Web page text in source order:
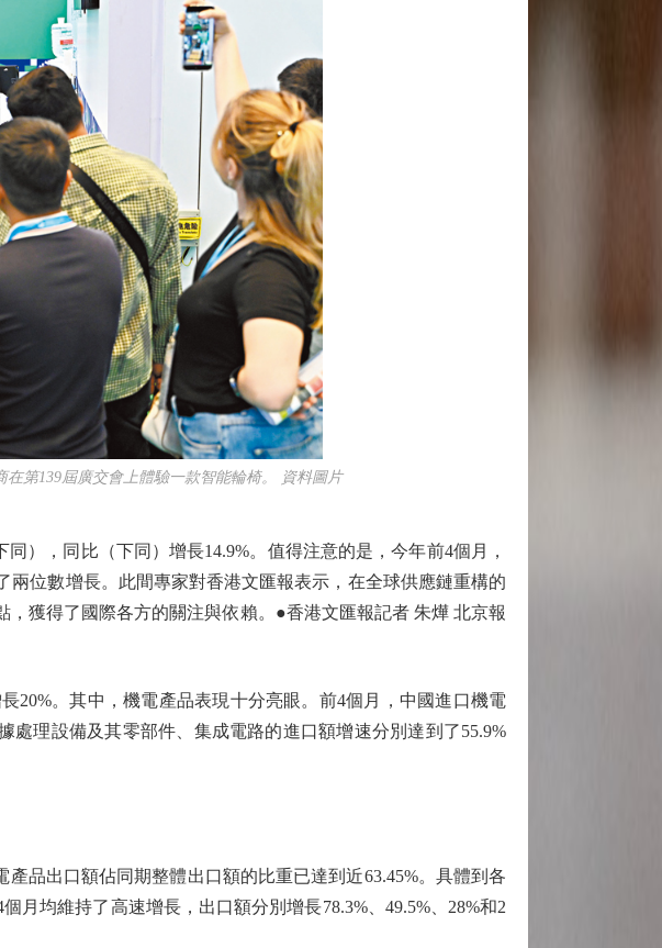
第139屆廣交會上體驗一款智能輪椅。 資料圖片
，同比（下同）增長14.9%。值得注意的是，今年前4個月，
位數增長。此間專家對香港文匯報表示，在全球供應鏈重構的
獲得了國際各方的關注與依賴。●香港文匯報記者 朱燁 北京報
。其中，機電產品表現十分亮眼。前4個月，中國進口機電
處理設備及其零部件、集成電路的進口額增速分別達到了55.9%
品出口額佔同期整體出口額的比重已達到近63.45%。具體到各
均維持了高速增長，出口額分別增長78.3%、49.5%、28%和2